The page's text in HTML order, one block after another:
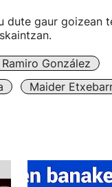
dute gaur goizean
Ramiro González
Maider